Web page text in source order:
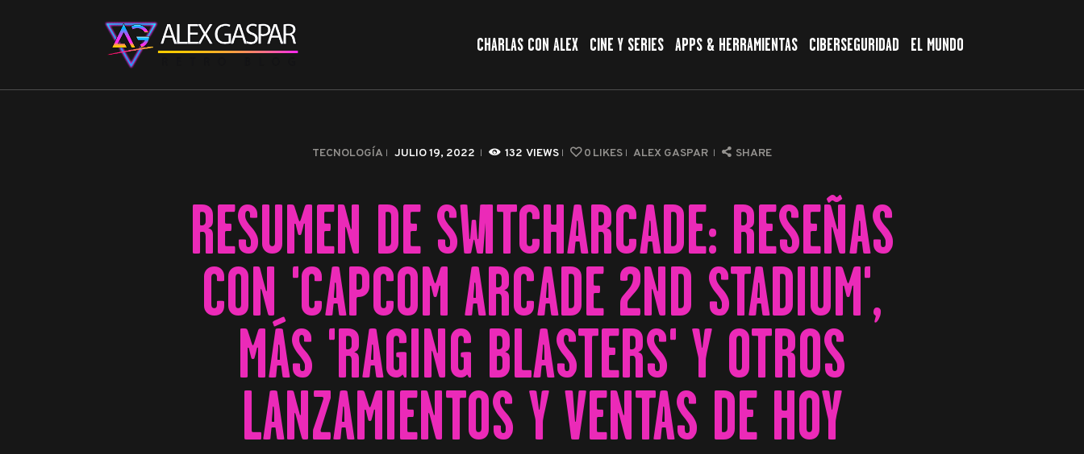
CHARLAS CON ALEX CINE Y SERIES APPS & HERRAMIENTAS CIBERSEGURIDAD EL MUNDO
TECNOLOGÍA JULIO 19, 2022 132 VIEWS 0 LIKES ALEX GASPAR SHARE
RESUMEN DE SWITCHARCADE: RESEÑAS
CON 'CAPCOM ARCADE 2ND STADIUM',
MÁS 'RAGING BLASTERS' Y OTROS
LANZAMIENTOS Y VENTAS DE HOY
CINE Y SERIES
APPS & HERRAMIENTAS